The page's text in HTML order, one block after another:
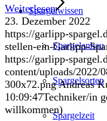
Spargelwissen
Spargelanbau
Spargelsorten
Spargelzeit
Weiterlesen
23. Dezember 2022
https://garlipp-
stellen-ein-Garlipp-
https://garlipp-
content/uploads/2022/
300x72.png Andreas
10:09:47Techniker/in
willkommen)